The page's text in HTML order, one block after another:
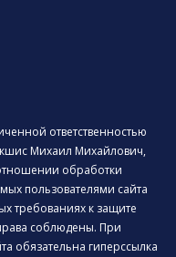
ответственностью
Михаил Михайлович,
обработки
пользователями сайта
требованиях к защите
соблюдены. При
обязательна гиперссылка